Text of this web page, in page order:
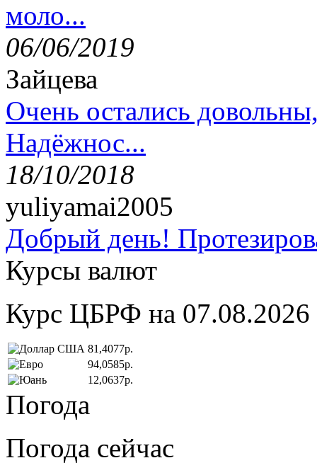
моло...
06/06/2019
Зайцева
Очень остались
Надёжнос...
18/10/2018
yuliyamai2005
Добрый день!
Курсы валют
Курс ЦБРФ на 07.08.2026
81,4077р.
94,0585р.
12,0637р.
Погода
Погода сейчас